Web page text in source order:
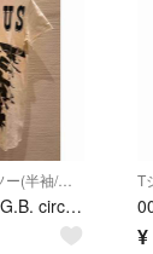
Tシャツ/カットソー(半袖/袖なし)
00s archive L.G.B. circus t-shirt tシャツ
¥